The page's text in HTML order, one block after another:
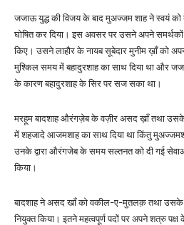
जजाऊ युद्ध की विजय के बाद मुअज्जम शाह ने स्वयं को
घोषित कर दिया। इस अवसर पर उसने अपने समर्थकों
किए। उसने लाहौर के नायब सूबेदार मुनीम ख़ाँ को
मुश्किल समय में बहादुरशाह का साथ दिया था और
के कारण बहादुरशाह के सिर पर सज सका था।
मरहूम बादशाह औरंगज़ेब के वज़ीर असद ख़ाँ तथा
में शहजादे आजमशाह का साथ दिया था किंतु
उनके द्वारा औरंगजेब के समय सल्तनत को दी गई
किया।
बादशाह ने असद खाँ को वकील-ए-मुतलक़ तथा उसके
नियुक्त किया। इतने महत्वपूर्ण पदों पर अपने शत्रु पक्ष